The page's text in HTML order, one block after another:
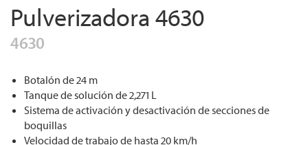
Pulverizadora 4630
4630
Botalón de 24 m
Tanque de solución de 2,271 L
Sistema de activación y desactivación de secciones de
boquillas
Velocidad de trabajo de hasta 20 km/h